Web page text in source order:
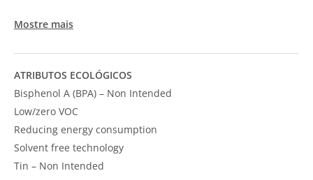
Mostre mais
ATRIBUTOS ECOLÓGICOS
Bisphenol A (BPA) – Non Intended
Low/zero VOC
Reducing energy consumption
Solvent free technology
Tin – Non Intended